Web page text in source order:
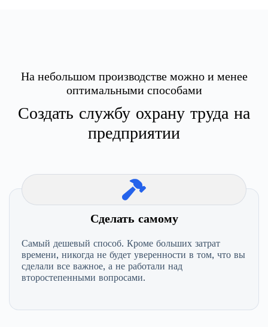
На небольшом производстве можно и менее
оптимальными способами
Создать службу охрану труда на
предприятии
Сделать самому
Самый дешевый способ. Кроме больших затрат
времени, никогда не будет уверенности в том, что вы
сделали все важное, а не работали над
второстепенными вопросами.